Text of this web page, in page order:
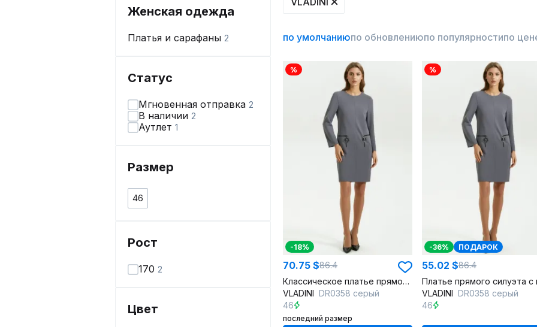
Женская одежда
Платья и сарафаны 2
Статус
Мгновенная отправка 2
В наличии 2
Аутлет 1
Размер
46
Рост
170 2
Цвет
по умолчаниюпо обновлениюпо популярностипо
%
-18%
70.75 $86.4
Классическое платье прямого силуэта с карманами
VLADINI DR0358 серый
46
последний размер
%
-36% ПОДАРОК
55.02 $86.4
VLADINI DR0358 серый
46